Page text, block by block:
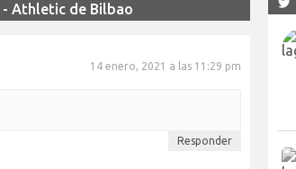
- Athletic de Bilbao
14 enero, 2021 a las 11:29 pm
Responder